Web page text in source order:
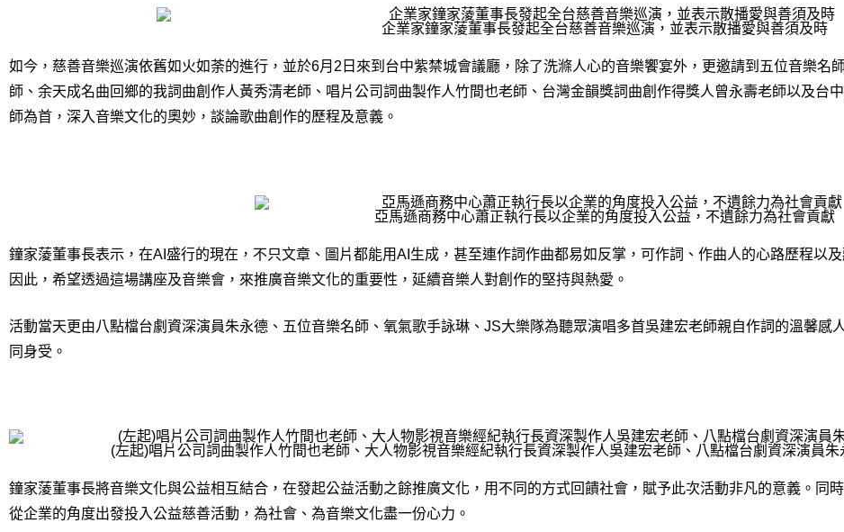
企業家鐘家蔆董事長發起全台慈善音樂巡演，並表示散播愛與善須及時
如今，慈善音樂巡演依舊如火如荼的進行，並於6月2日來到台中紫禁城會議廳，除了洗滌人心的音樂饗宴外，更邀請到五位音樂名
師、余天成名曲回鄉的我詞曲創作人黃秀清老師、唱片公司詞曲製作人竹間也老師、台灣金韻獎詞曲創作得獎人曾永壽老師以及台
師為首，深入音樂文化的奧妙，談論歌曲創作的歷程及意義。
亞馬遜商務中心蕭正執行長以企業的角度投入公益，不遺餘力為社會貢獻
鐘家蔆董事長表示，在AI盛行的現在，不只文章、圖片都能用AI生成，甚至連作詞作曲都易如反掌，可作詞、作曲人的心路歷程以
因此，希望透過這場講座及音樂會，來推廣音樂文化的重要性，延續音樂人對創作的堅持與熱愛。
活動當天更由八點檔台劇資深演員朱永德、五位音樂名師、氧氣歌手詠琳、JS大樂隊為聽眾演唱多首吳建宏老師親自作詞的溫馨感
同身受。
(左起)唱片公司詞曲製作人竹間也老師、大人物影視音樂經紀執行長資深製作人吳建宏老師、八點檔台劇資深演員
鐘家蔆董事長將音樂文化與公益相互結合，在發起公益活動之餘推廣文化，用不同的方式回饋社會，賦予此次活動非凡的意義。同
從企業的角度出發投入公益慈善活動，為社會、為音樂文化盡一份心力。